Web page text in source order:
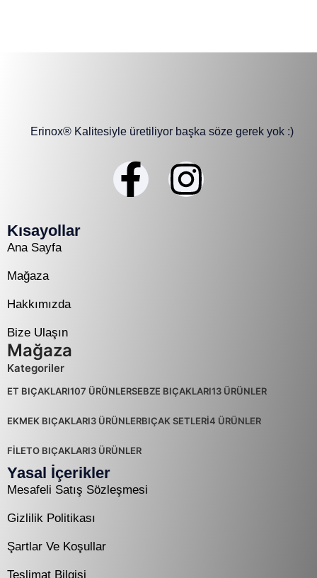
Erinox® Kalitesiyle üretiliyor başka söze gerek yok :)
Kısayollar
Ana Sayfa
Mağaza
Hakkımızda
Bize Ulaşın
Mağaza
Kategoriler
ET BIÇAKLARI107 ÜRÜNLERSEBZE BIÇAKLARI13 ÜRÜNLER
EKMEK BIÇAKLARI3 ÜRÜNLERBIÇAK SETLERİ4 ÜRÜNLER
FİLETO BIÇAKLARI3 ÜRÜNLER
Yasal İçerikler
Mesafeli Satış Sözleşmesi
Gizlilik Politikası
Şartlar Ve Koşullar
Teslimat Bilgisi